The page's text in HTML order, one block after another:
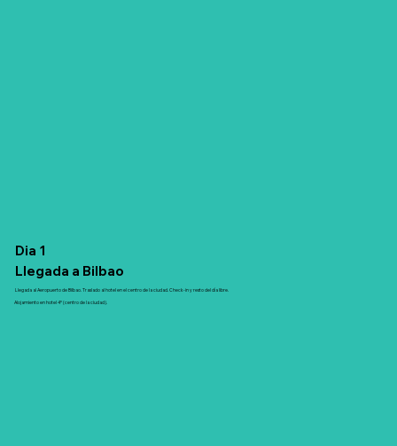
Dia 1
Llegada a Bilbao
Llegada al Aeropuerto de Bilbao. Traslado al hotel en el centro de la ciudad. Check-in y resto del día libre.
Alojamiento en hotel 4* (centro de la ciudad).